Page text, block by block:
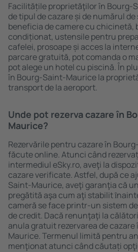
Facilitățile proprietăţilor în Bourg-
de tipul de cazare și de numărul
beneficia de camere cu chicinetă,
condiționat, ustensile pentru
cafelei, prosoape și acces la
parcare gratuită, pot comanda o
pot alege un hotel cu piscină. În
în Bourg-Saint-Maurice la
transport de la aeroport.
Unde pot rezerva cazare în
Maurice?
Rezervările pentru cazare în
făcute online. Atunci când
intermediul eSky.ro, aveţi la
cazare verificate. Astfel, după ce
Saint-Maurice, aveţi garanţia că
pregătită aşa cum aţi stabilit
cameră se face printr-un sistem
de credit. Dacă renunţaţi la
anula gratuit rezervarea de
Maurice. Termenul limită pentru
menţionat atunci când căutați